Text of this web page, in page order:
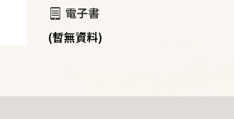
電子書
(暫無資料)